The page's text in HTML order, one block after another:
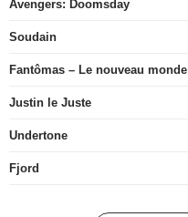
Avengers: Doomsday
Soudain
Fantômas – Le nouveau monde
Justin le Juste
Undertone
Fjord